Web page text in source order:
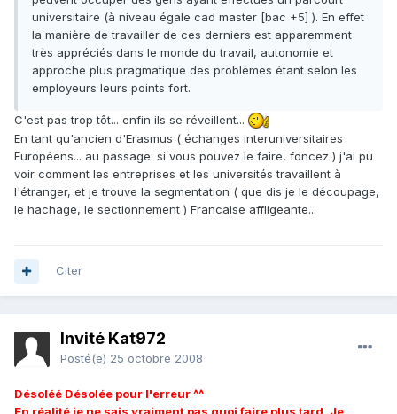
universitaire (à niveau égale cad master [bac +5] ). En effet
la manière de travailler de ces derniers est apparemment
très appréciés dans le monde du travail, autonomie et
approche plus pragmatique des problèmes étant selon les
employeurs leurs points fort.
C'est pas trop tôt... enfin ils se réveillent...
En tant qu'ancien d'Erasmus ( échanges interuniversitaires
Européens... au passage: si vous pouvez le faire, foncez ) j'ai pu
voir comment les entreprises et les universités travaillent à
l'étranger, et je trouve la segmentation ( que dis je le découpage,
le hachage, le sectionnement ) Francaise affligeante...
Citer
Invité Kat972
Posté(e) 25 octobre 2008
Désoléé Désolée pour l'erreur ^^